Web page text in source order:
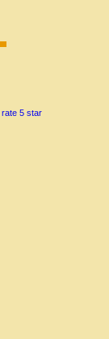
rate 5 star